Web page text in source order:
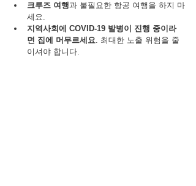
크루즈 여행과 불필요한 항공 여행을 하지 마
세요.
지역사회에 COVID-19 발병이 진행 중이라
면 집에 머무르세요. 최대한 노출 위험을 줄
이셔야 합니다.